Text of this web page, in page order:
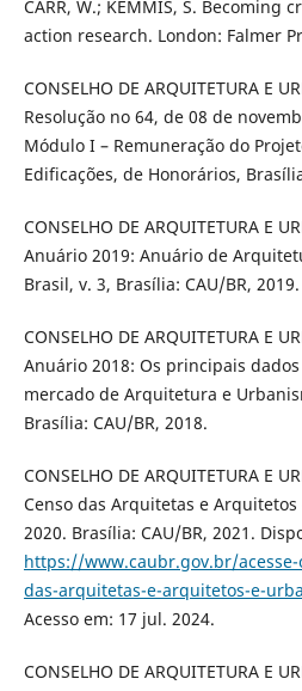
CARR, W.; KEMMIS, S. Becoming
action research. London: Falmer
CONSELHO DE ARQUITETURA E
Resolução no 64, de 08 de
Módulo I – Remuneração do
Edificações, de Honorários,
CONSELHO DE ARQUITETURA E
Anuário 2019: Anuário de
Brasil, v. 3, Brasília: CAU/BR, 2019.
CONSELHO DE ARQUITETURA E
Anuário 2018: Os principais
mercado de Arquitetura e
Brasília: CAU/BR, 2018.
CONSELHO DE ARQUITETURA E
Censo das Arquitetas e
2020. Brasília: CAU/BR, 2021.
https://www.caubr.gov.br/
das-arquitetas-e-arquitetos-e-
Acesso em: 17 jul. 2024.
CONSELHO DE ARQUITETURA E